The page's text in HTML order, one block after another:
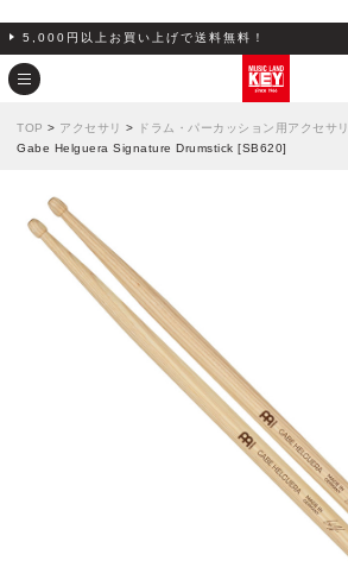
5,000円以上お買い上げで送料無料！
TOP > アクセサリ > ドラム・パーカッション用アクセサリ
Gabe Helguera Signature Drumstick [SB620]